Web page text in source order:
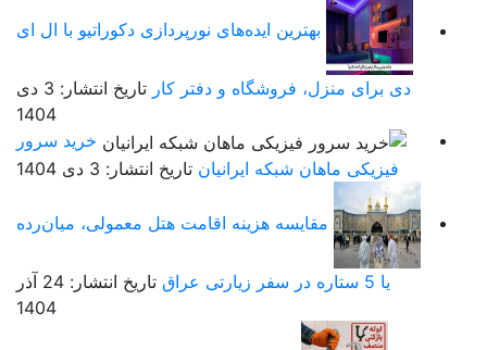
بهترین ایده‌های نورپردازی دکوراتیو با ال ای
دی برای منزل، فروشگاه و دفتر کار
تاریخ انتشار: 3 دی
1404
خرید سرور
فیزیکی ماهان شبکه ایرانیان تاریخ انتشار: 3 دی 1404
مقایسه هزینه اقامت هتل معمولی، میان‌رده
تاریخ انتشار: 24 آذر
1404